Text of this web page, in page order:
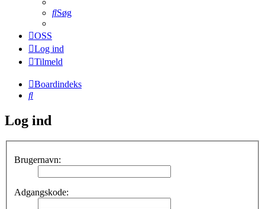
Søg
OSS
Log ind
Tilmeld
Boardindeks
Søg
Log ind
Brugernavn:
Adgangskode: